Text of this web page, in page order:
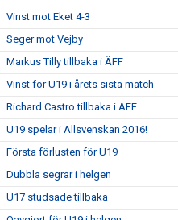
Vinst mot Eket 4-3
Seger mot Vejby
Markus Tilly tillbaka i ÄFF
Vinst för U19 i årets sista match
Richard Castro tillbaka i ÄFF
U19 spelar i Allsvenskan 2016!
Första förlusten för U19
Dubbla segrar i helgen
U17 studsade tillbaka